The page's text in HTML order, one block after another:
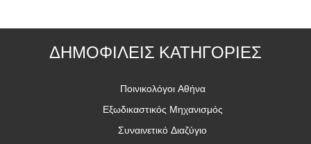
ΔΗΜΟΦΙΛΕΙΣ ΚΑΤΗΓΟΡΙΕΣ
Ποινικολόγοι Αθήνα
Εξωδικαστικός Μηχανισμός
Συναινετικό Διαζύγιο